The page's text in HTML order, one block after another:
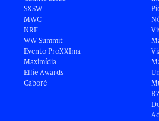
SXSW
MWC
NRF
WW Summit
Evento ProXXIma
Maximídia
Effie Awards
Caboré